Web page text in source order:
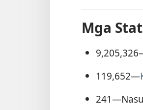
an
Mga
9,205,326
119,652—
241